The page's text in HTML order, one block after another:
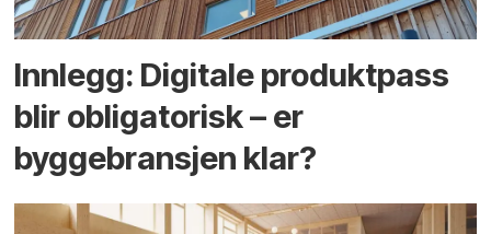
Innlegg: Digitale produktpass
blir obligatorisk – er
byggebransjen klar?